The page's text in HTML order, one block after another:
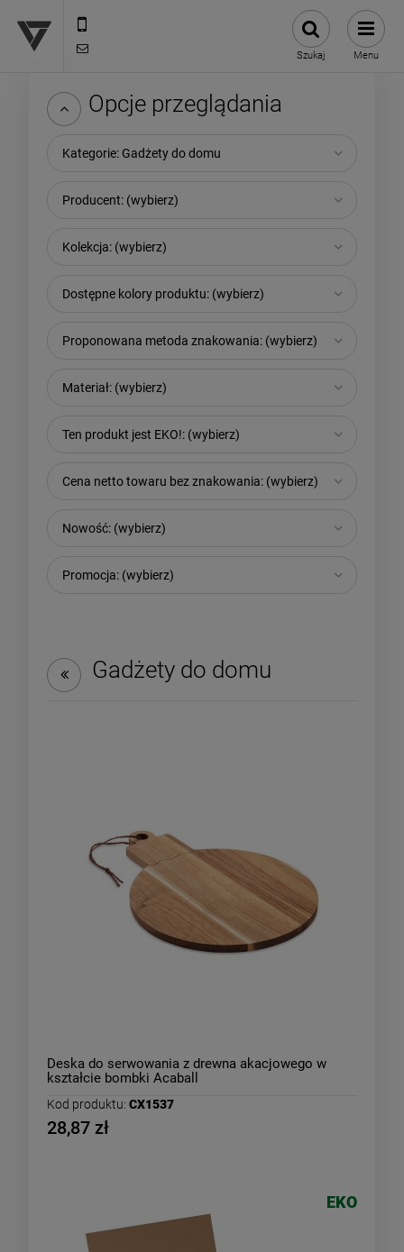
Szukaj Menu
Opcje przeglądania
Kategorie: Gadżety do domu
Producent: (wybierz)
Kolekcja: (wybierz)
Dostępne kolory produktu: (wybierz)
Proponowana metoda znakowania: (wybierz)
Materiał: (wybierz)
Ten produkt jest EKO!: (wybierz)
Cena netto towaru bez znakowania: (wybierz)
Nowość: (wybierz)
Promocja: (wybierz)
Gadżety do domu
Deska do serwowania z drewna akacjowego w
kształcie bombki Acaball
Kod produktu: CX1537
28,87 zł
EKO